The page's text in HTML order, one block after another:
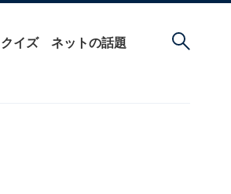
クイズ ネットの話題